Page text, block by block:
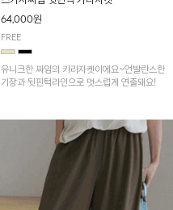
64,000원
FREE
유니크한 짜임의 카라자켓이에요~언발란스한
기장과 뒷핀턱라인으로 멋스럽게 연출돼요!